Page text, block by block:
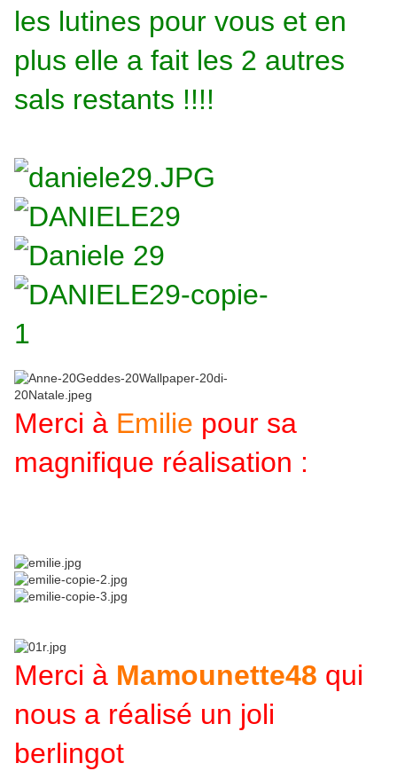
les lutines pour vous et en
plus elle a fait les 2 autres
sals restants !!!!
Merci à Emilie pour sa
magnifique réalisation :
Merci à Mamounette48 qui
nous a réalisé un joli
berlingot